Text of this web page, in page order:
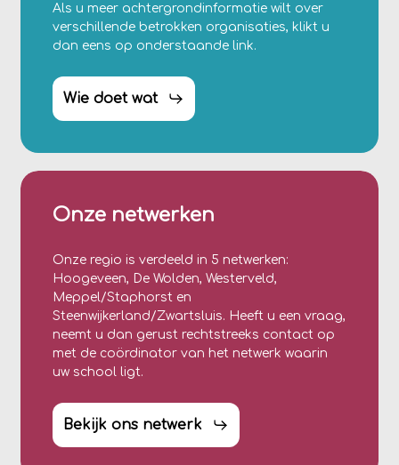
Als u meer achtergrondinformatie wilt over
verschillende betrokken organisaties, klikt u
dan eens op onderstaande link.
Wie doet wat
Onze netwerken
Onze regio is verdeeld in 5 netwerken:
Hoogeveen, De Wolden, Westerveld,
Meppel/Staphorst en
Steenwijkerland/Zwartsluis. Heeft u een vraag,
neemt u dan gerust rechtstreeks contact op
met de coördinator van het netwerk waarin
uw school ligt.
Bekijk ons netwerk